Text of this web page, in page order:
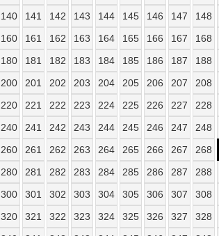
140
141 142 143 144 145 146 147 148
160
161 162 163 164 165 166 167 168
180
181 182 183 184 185 186 187 188
200
201 202 203 204 205 206 207 208
220
221 222 223 224 225 226 227 228
240
241 242 243 244 245 246 247 248
260
261 262 263 264 265 266 267 268
280
281 282 283 284 285 286 287 288
300
301 302 303 304 305 306 307 308
320
321 322 323 324 325 326 327 328